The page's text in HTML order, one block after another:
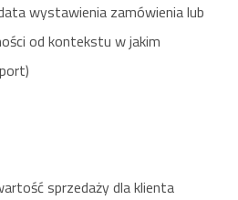
wystawienia zamówienia lub
od kontekstu w jakim
sprzedaży dla klienta